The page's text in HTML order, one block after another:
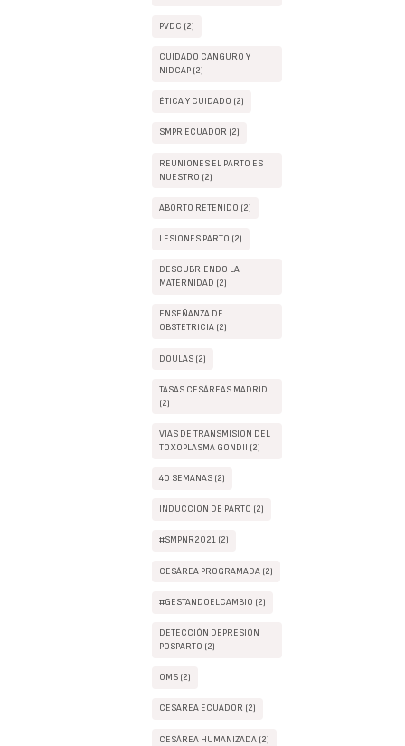
PVDC (2)
CUIDADO CANGURO Y
NIDCAP (2)
ÉTICA Y CUIDADO (2)
SMPR ECUADOR (2)
REUNIONES EL PARTO ES
NUESTRO (2)
ABORTO RETENIDO (2)
LESIONES PARTO (2)
DESCUBRIENDO LA
MATERNIDAD (2)
ENSEÑANZA DE
OBSTETRICIA (2)
DOULAS (2)
TASAS CESÁREAS MADRID
(2)
VÍAS DE TRANSMISIÓN DEL
TOXOPLASMA GONDII (2)
40 SEMANAS (2)
INDUCCIÓN DE PARTO (2)
#SMPNR2021 (2)
CESÁREA PROGRAMADA (2)
#GESTANDOELCAMBIO (2)
DETECCIÓN DEPRESIÓN
POSPARTO (2)
OMS (2)
CESÁREA ECUADOR (2)
CESÁREA HUMANIZADA (2)